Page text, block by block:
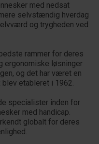
med nedsat
selvstændig hverdag
og trygheden ved
rammer for deres
ergonomiske løsninger
og det har været en
blev etableret i 1962.
specialister inden for
med handicap.
globalt for deres